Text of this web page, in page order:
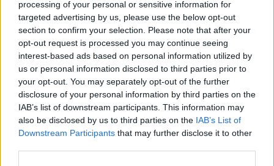
processing of your personal or sensitive information for
targeted advertising by us, please use the below opt-out
section to confirm your selection. Please note that after your
opt-out request is processed you may continue seeing
interest-based ads based on personal information utilized by
us or personal information disclosed to third parties prior to
your opt-out. You may separately opt-out of the further
disclosure of your personal information by third parties on the
IAB’s list of downstream participants. This information may
also be disclosed by us to third parties on the IAB’s List of
Downstream Participants that may further disclose it to other